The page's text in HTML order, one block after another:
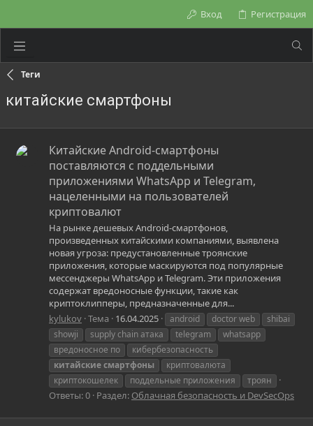
Вход Регистрация
Теги
китайские смартфоны
Китайские Android-смартфоны
поставляются с поддельными
приложениями WhatsApp и Telegram,
нацеленными на пользователей
криптовалют
На рынке дешевых Android-смартфонов,
произведенных китайскими компаниями, выявлена
новая угроза: предустановленные троянские
приложения, которые маскируются под популярные
мессенджеры WhatsApp и Telegram. Эти приложения
содержат вредоносные функции, такие как
криптоклипперы, предназначенные для...
kylukov Тема 16.04.2025 android doctor web
shibai
showji
supply chain атака telegram
whatsapp
вредоносное по
кибербезопасность
китайскиесмартфоны
криптовалюта
криптокошелек
поддельные приложения троян
Ответы: 0 Раздел: Облачная безопасность и DevSecOps